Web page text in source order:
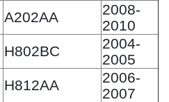
A202AA
2008-
2010
H802BC
2004-
2005
H812AA
2006-
2007